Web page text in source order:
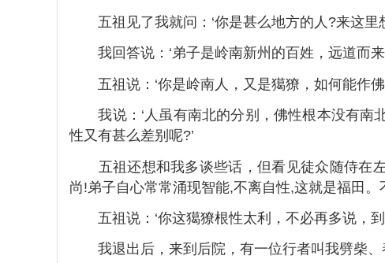
五祖见了我就问：‘你是甚么地方的人?来这里
我回答说：‘弟子是岭南新州的百姓，远道而来
五祖说：‘你是岭南人，又是獦獠，如何能作佛
我说：‘人虽有南北的分别，佛性根本没有南
性又有甚么差别呢?’
五祖还想和我多谈些话，但看见徒众随侍在左
尚!弟子自心常常涌现智能,不离自性,这就是福田。
五祖说：‘你这獦獠根性太利，不必再多说，到
我退出后，来到后院，有一位行者叫我劈柴、